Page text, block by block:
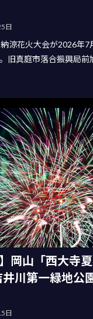
日
涼花火大会が2026年7
旧真庭市落合振興局前
岡山「西大寺
川第一緑地公
日